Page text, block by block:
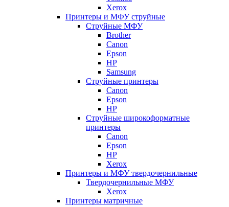
Xerox
Принтеры и МФУ струйные
Струйные МФУ
Brother
Canon
Epson
HP
Samsung
Струйные принтеры
Canon
Epson
HP
Струйные широкоформатные
принтеры
Canon
Epson
HP
Xerox
Принтеры и МФУ твердочернильные
Твердочернильные МФУ
Xerox
Принтеры матричные